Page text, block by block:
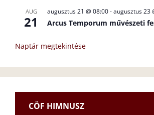
AUG
21
augusztus 21 @ 08:00-augusztus 23
Arcus Temporum művészeti
Naptár megtekintése
CÖF HIMNUSZ